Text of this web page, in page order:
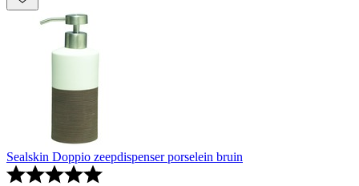
Sealskin Doppio zeepdispenser porselein bruin